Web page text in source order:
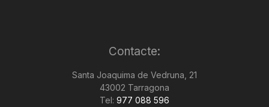
Contacte:
Santa Joaquima de Vedruna, 21
43002 Tarragona
Tel: 977 088 596